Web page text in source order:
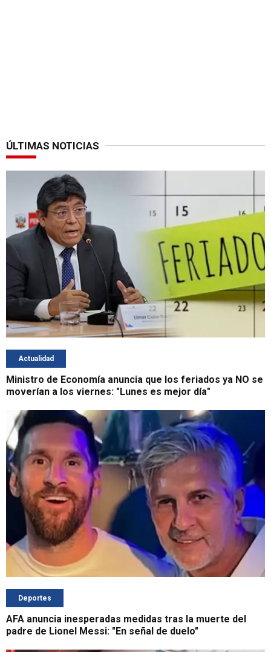
ÚLTIMAS NOTICIAS
Actualidad
Ministro de Economía anuncia que los feriados ya NO se
moverían a los viernes: "Lunes es mejor día"
Deportes
AFA anuncia inesperadas medidas tras la muerte del
padre de Lionel Messi: "En señal de duelo"